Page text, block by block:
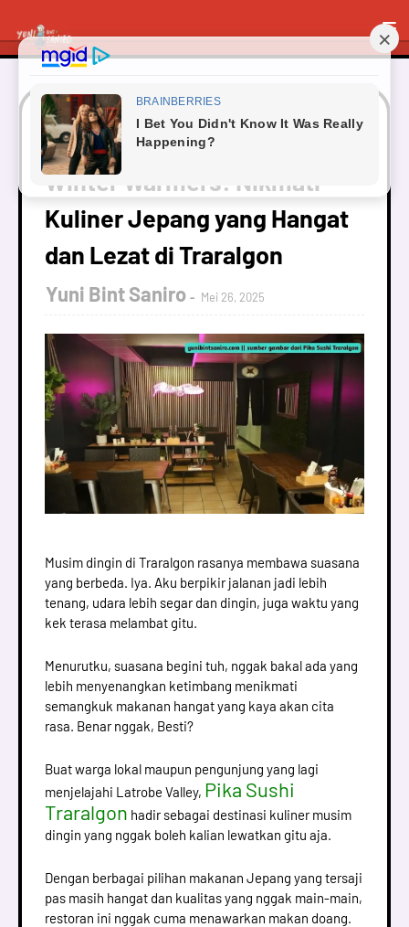
Beranda Traveling
Winter Warmers: Nikmati
Kuliner Jepang yang Hangat dan Lezat di Traralgon
Winter Warmers: Nikmati
Kuliner Jepang yang Hangat
dan Lezat di Traralgon
Yuni Bint Saniro Mei 26, 2025
Musim dingin di Traralgon rasanya membawa suasana
yang berbeda. Iya. Aku berpikir jalanan jadi lebih
tenang, udara lebih segar dan dingin, juga waktu yang
kek terasa melambat gitu.
Menurutku, suasana begini tuh, nggak bakal ada yang
lebih menyenangkan ketimbang menikmati
semangkuk makanan hangat yang kaya akan cita
rasa. Benar nggak, Besti?
Buat warga lokal maupun pengunjung yang lagi
menjelajahi Latrobe Valley, Pika Sushi
Traralgon hadir sebagai destinasi kuliner musim
dingin yang nggak boleh kalian lewatkan gitu aja.
Dengan berbagai pilihan makanan Jepang yang tersaji
pas masih hangat dan kualitas yang nggak main-main,
restoran ini nggak cuma menawarkan makan doang.